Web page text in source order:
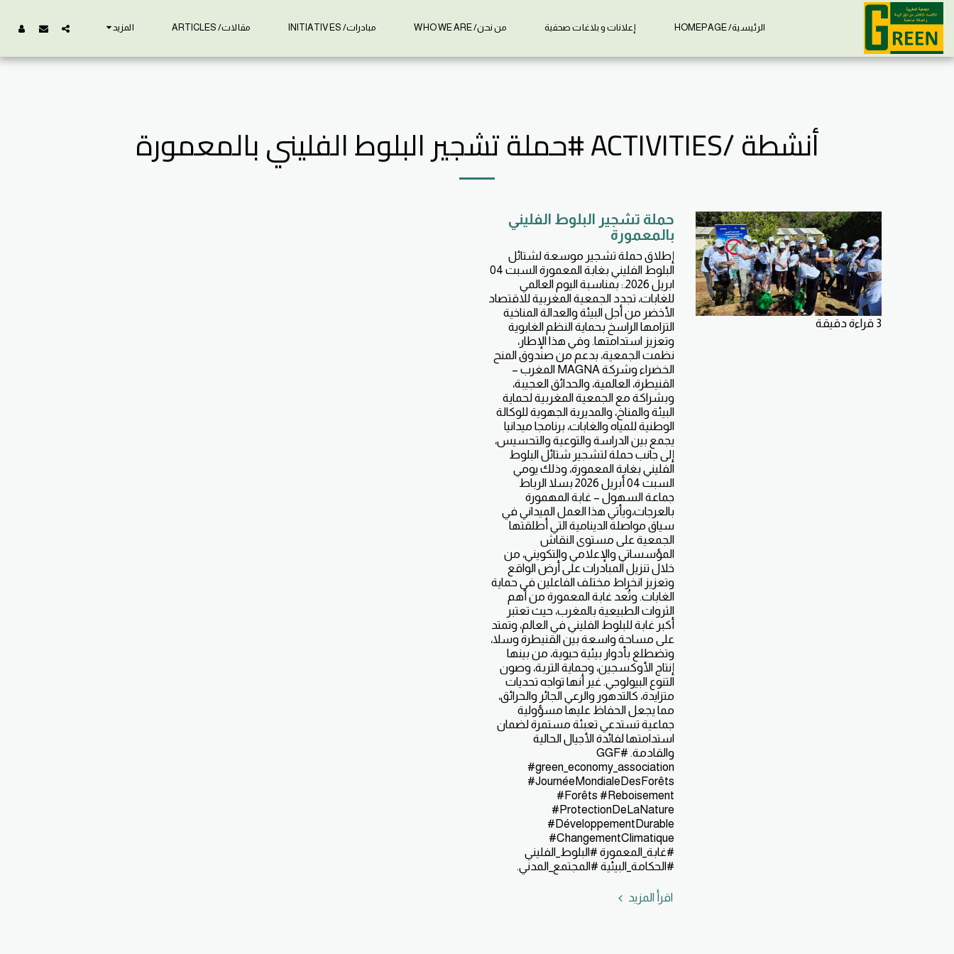
الرئيسية/ HOMEPAGE إعلانات و بلاغات صحفية من نحن/ WHO WE ARE مبادرات/ INITIATIVES مقالات/ ARTICLES المزيد
أنشطة /ACTIVITIES #حملة تشجير البلوط الفليني بالمعمورة
3 قراءة دقيقة
حملة تشجير البلوط الفليني
بالمعمورة
إطلاق حملة تشجير موسعة لشتائل
البلوط الفليني بغابة المعمورة السبت 04
ابريل 2026.: بمناسبة اليوم العالمي
للغابات، تجدد الجمعية المغربية للاقتصاد
الأخضر من أجل البيئة والعدالة المناخية
التزامها الراسخ بحماية النظم الغابوية
وتعزيز استدامتها. وفي هذا الإطار،
نظمت الجمعية، بدعم من صندوق المنح
الخضراء وشركة MAGNA المغرب –
القنيطرة، العالمية، والحدائق العجيبة،
وبشراكة مع الجمعية المغربية لحماية
البيئة والمناخ، والمديرية الجهوية للوكالة
الوطنية للمياه والغابات، برنامجا ميدانيا
يجمع بين الدراسة والتوعية والتحسيس،
إلى جانب حملة لتشجير شتائل البلوط
الفليني بغابة المعمورة، وذلك يومي
السبت 04 أبريل 2026 بسلا الرباط
جماعة السهول – غابة المهمورة
بالعرجات،ويأتي هذا العمل الميداني في
سياق مواصلة الدينامية التي أطلقتها
الجمعية على مستوى النقاش
المؤسساتي والإعلامي والتكويني، من
خلال تنزيل المبادرات على أرض الواقع
وتعزيز انخراط مختلف الفاعلين في حماية
الغابات. وتُعد غابة المعمورة من أهم
الثروات الطبيعية بالمغرب، حيث تعتبر
أكبر غابة للبلوط الفليني في العالم، وتمتد
على مساحة واسعة بين القنيطرة وسلا،
وتضطلع بأدوار بيئية حيوية، من بينها
إنتاج الأوكسجين، وحماية التربة، وصون
التنوع البيولوجي. غير أنها تواجه تحديات
متزايدة، كالتدهور والرعي الجائر والحرائق،
مما يجعل الحفاظ عليها مسؤولية
جماعية تستدعي تعبئة مستمرة لضمان
استدامتها لفائدة الأجيال الحالية
والقادمة. #GGF
#green_economy_association
#JournéeMondialeDesForêts
#Forêts #Reboisement
#ProtectionDeLaNature
#DéveloppementDurable
#ChangementClimatique
#غابة_المعمورة #البلوط_الفليني
#الحكامة_البيئية #المجتمع_المدني.
اقرأ المزيد